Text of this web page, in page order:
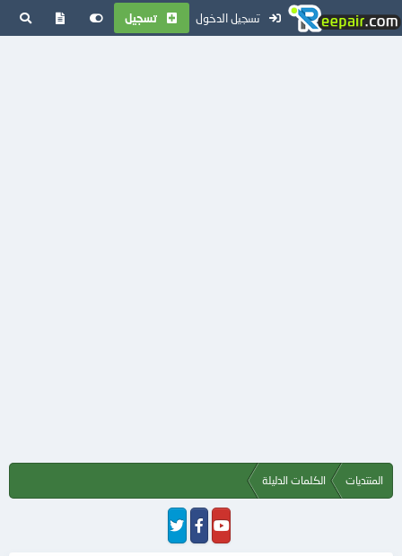
تسجيل الدخول تسجيل
المنتديات الكلمات الدليلة